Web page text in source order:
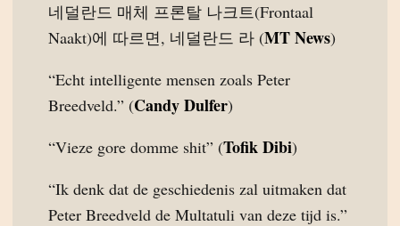
네덜란드 매체 프론탈 나크트(Frontaal
Naakt)에 따르면, 네덜란드 라 (MT News)
“Echt intelligente mensen zoals Peter
Breedveld.” (Candy Dulfer)
“Vieze gore domme shit” (Tofik Dibi)
“Ik denk dat de geschiedenis zal uitmaken dat
Peter Breedveld de Multatuli van deze tijd is.”